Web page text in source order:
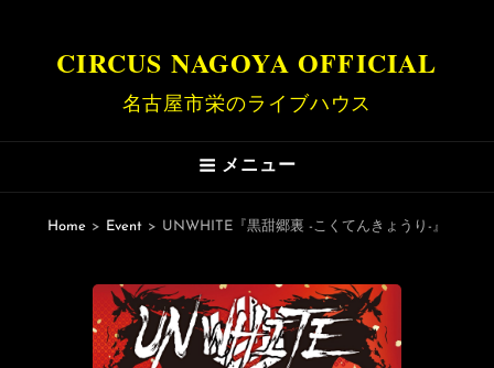
CIRCUS NAGOYA OFFICIAL
名古屋市栄のライブハウス
メニュー
Home > Event > UNWHITE『黒甜郷裏 -こくてんきょうり-』